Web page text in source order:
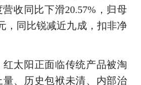
收同比下滑20.57%，归母
，同比锐减近九成，扣非净
太阳正面临传统产品被淘
、历史包袱未清、内部治